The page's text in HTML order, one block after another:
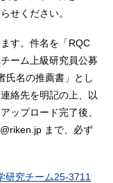
せください。
す。件名を「RQC
ーム上級研究員公募
氏名の推薦書」とし
絡先を明記の上、以
ップロード完了後、
まで、必ず
研究チーム25-3711